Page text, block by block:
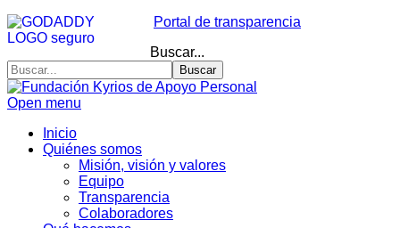
Portal de transparencia
Buscar...
Buscar
Open menu
Inicio
Quiénes somos
Misión, visión y valores
Equipo
Transparencia
Colaboradores